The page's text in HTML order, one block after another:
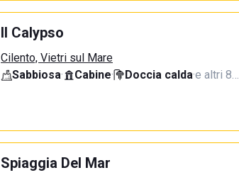
Il Calypso
Cilento, Vietri sul Mare
Sabbiosa· Cabine· Doccia calda·e altri 8…
Spiaggia Del Mar